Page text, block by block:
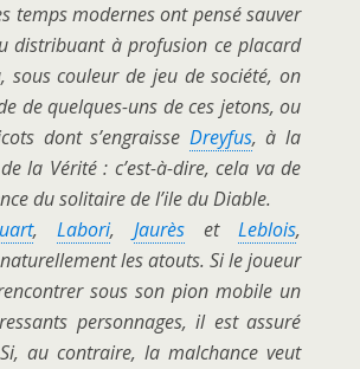
temps modernes ont pensé sauver
distribuant à profusion ce placard
sous couleur de jeu de société, on
de quelques-uns de ces jetons, ou
dont s’engraisse Dreyfus, à la
la Vérité : c’est-à-dire, cela va de
du solitaire de l’ile du Diable.
, Labori, Jaurès et Leblois,
les atouts. Si le joueur
sous son pion mobile un
personnages, il est assuré
au contraire, la malchance veut